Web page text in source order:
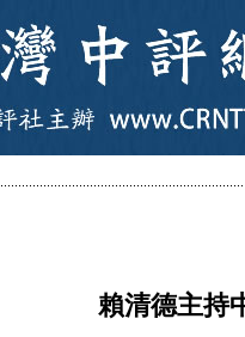
賴清德主持